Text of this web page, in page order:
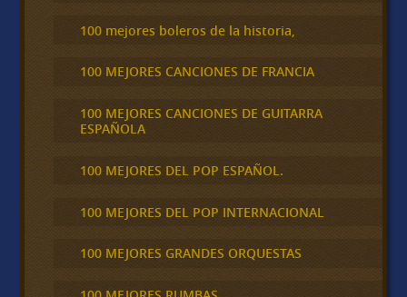
100 mejores boleros de la historia,
100 MEJORES CANCIONES DE FRANCIA
100 MEJORES CANCIONES DE GUITARRA
ESPAÑOLA
100 MEJORES DEL POP ESPAÑOL.
100 MEJORES DEL POP INTERNACIONAL
100 MEJORES GRANDES ORQUESTAS